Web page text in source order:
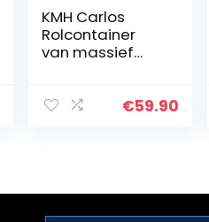
KMH Carlos
Rolcontainer
van massief
ladecontainer
€59.90